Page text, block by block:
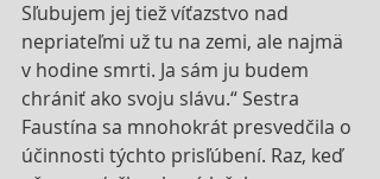
Sľubujem jej tiež víťazstvo nad
nepriateľmi už tu na zemi, ale najmä
v hodine smrti. Ja sám ju budem
chrániť ako svoju slávu.“ Sestra
Faustína sa mnohokrát presvedčila o
účinnosti týchto prisľúbení. Raz, keď